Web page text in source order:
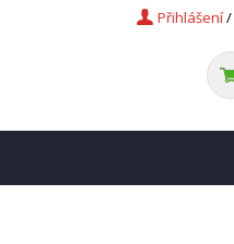
/
Přihlášení